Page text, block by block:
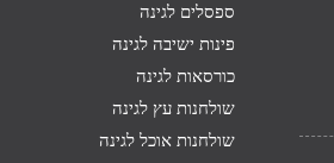
ספסלים לגינה
פינות ישיבה לגינה
כורסאות לגינה
שולחנות עץ לגינה
שולחנות אוכל לגינה